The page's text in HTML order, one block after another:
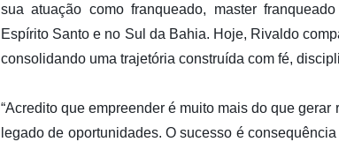
sua atuação como franqueado, master
Espírito Santo e no Sul da Bahia. Hoje, Rivaldo
consolidando uma trajetória construída com fé,
“Acredito que empreender é muito mais do que
legado de oportunidades. O sucesso é